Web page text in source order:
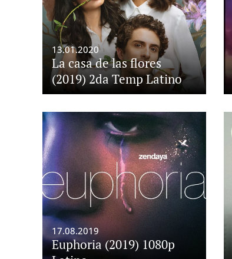
13.01.2020
La casa de las flores
(2019) 2da Temp Latino
17.08.2019
Euphoria (2019) 1080p